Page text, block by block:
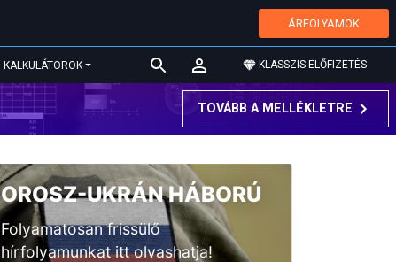
ÁRFOLYAMOK
KALKULÁTOROK KLASSZIS ELŐFIZETÉS
TOVÁBB A MELLÉKLETRE
OROSZ-UKRÁN HÁBORÚ
Folyamatosan frissülő
hírfolyamunkat itt olvashatja!